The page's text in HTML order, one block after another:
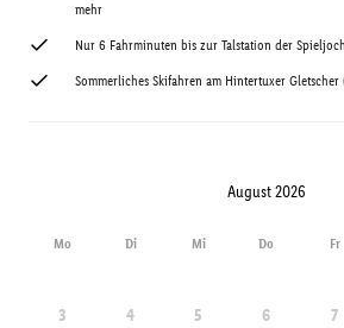
mehr
Nur 6 Fahrminuten bis zur Talstation der
Sommerliches Skifahren am Hintertuxer
August 2026
Mo Di Mi Do Fr
3
4 5 6 7